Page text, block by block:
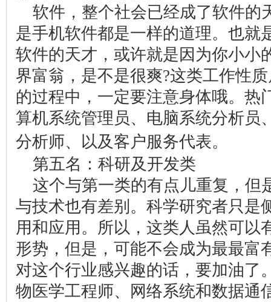
软件，整个社会已经成了软件的
是手机软件都是一样的道理。也就
软件的天才，或许就是因为你小小
界富翁，是不是很爽?这类工作性
的过程中，一定要注意身体哦。热
算机系统管理员、电脑系统分析员
分析师、以及客户服务代表。
第五名：科研及开发类
这个与第一类的有点儿重复，但
与技术也有差别。科学研究者只是
用和应用。所以，这类人虽然可以
形势，但是，可能不会成为最最富
对这个行业感兴趣的话，要加油了
物医学工程师、网络系统和数据通